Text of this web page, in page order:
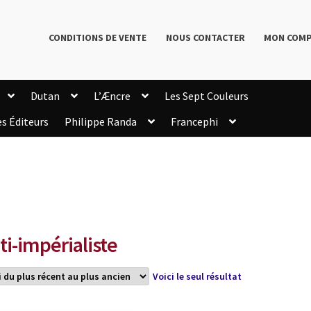
CONDITIONS DE VENTE NOUS CONTACTER MON
Dutan L’Æncre
Les Sept Couleurs
Éditeurs Philippe Randa
Francephi
impérialiste
Voici le seul résultat